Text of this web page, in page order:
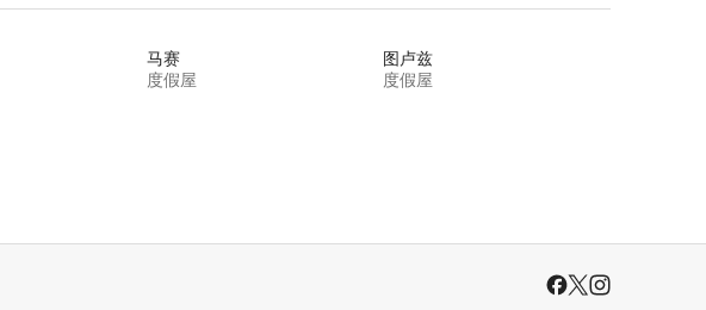
马赛
度假屋
图卢兹
度假屋